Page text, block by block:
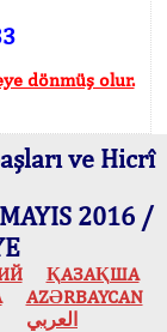
dönmüş olur.
ve Hicrî
2016 /
ҚАЗАҚША
AZӘRBAYCAN
العربي